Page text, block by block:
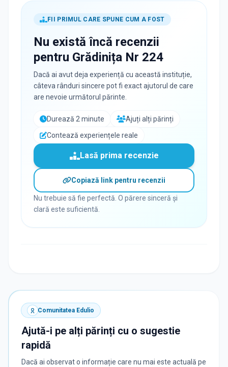
FII PRIMUL CARE SPUNE CUM A FOST
Nu există încă recenzii
pentru Grădinița Nr 224
Dacă ai avut deja experiență cu această instituție,
câteva rânduri sincere pot fi exact ajutorul de care
are nevoie următorul părinte.
Durează 2 minute
Ajuți alți părinți
Contează experiențele reale
Lasă prima recenzie
Copiază link pentru recenzii
Nu trebuie să fie perfectă. O părere sinceră și
clară este suficientă.
Comunitatea Edulio
Ajută-i pe alți părinți cu o sugestie
rapidă
Dacă ai observat o informație care nu mai este actuală pe